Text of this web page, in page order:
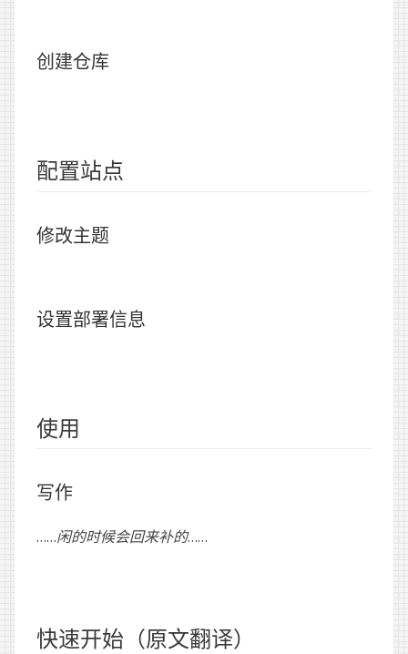
创建仓库
配置站点
修改主题
设置部署信息
使用
写作
……闲的时候会回来补的……
快速开始（原文翻译）